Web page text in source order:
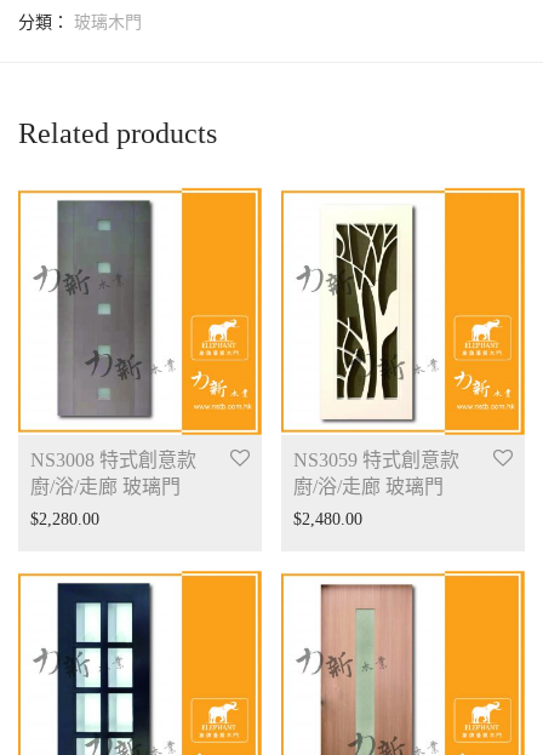
分類： 玻璃木門
Related products
NS3008 特式創意款
廚/浴/走廊 玻璃門
$2,280.00
NS3059 特式創意款
廚/浴/走廊 玻璃門
$2,480.00